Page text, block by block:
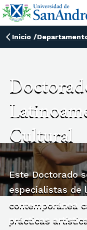
Inicio /
Cultural
Este Doctorado
especialistas de
contemporánea
prácticas